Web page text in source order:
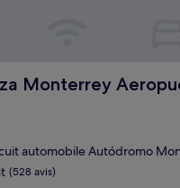
MonterreyAeropuerto by
automobile Autódromo
(528 avis)